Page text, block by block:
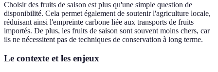
Choisir des fruits de saison est plus qu'une simple question de
disponibilité. Cela permet également de soutenir l'agriculture locale,
réduisant ainsi l'empreinte carbone liée aux transports de fruits
importés. De plus, les fruits de saison sont souvent moins chers, car
ils ne nécessitent pas de techniques de conservation à long terme.
Le contexte et les enjeux